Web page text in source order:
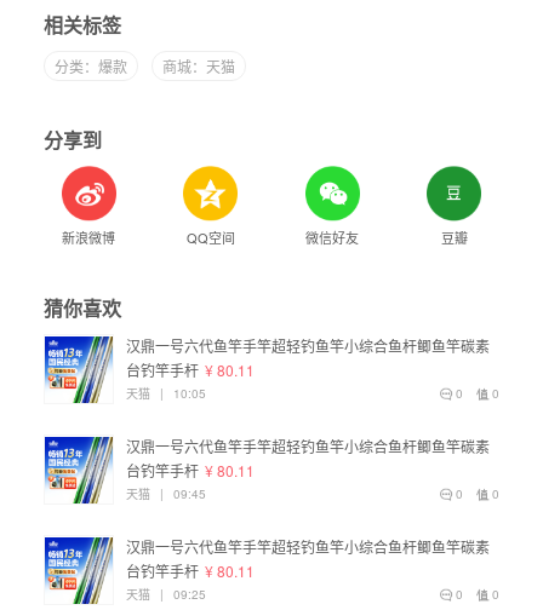
相关标签
分类：爆款 商城：天猫
分享到
新浪微博 QQ空间 微信好友 豆瓣
猜你喜欢
汉鼎一号六代鱼竿手竿超轻钓鱼竿小综合鱼杆鲫鱼竿碳素
台钓竿手杆 ¥ 80.11
0
0
天猫 | 10:05
汉鼎一号六代鱼竿手竿超轻钓鱼竿小综合鱼杆鲫鱼竿碳素
台钓竿手杆 ¥ 80.11
0
0
天猫 | 09:45
汉鼎一号六代鱼竿手竿超轻钓鱼竿小综合鱼杆鲫鱼竿碳素
台钓竿手杆 ¥ 80.11
0
0
天猫 | 09:25